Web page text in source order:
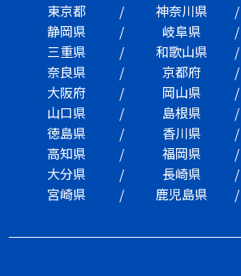
東京都
神奈川県
静岡県
岐阜県
三重県
和歌山県
奈良県
京都府
大阪府
岡山県
山口県
島根県
徳島県
香川県
高知県
福岡県
大分県
長崎県
宮崎県
鹿児島県